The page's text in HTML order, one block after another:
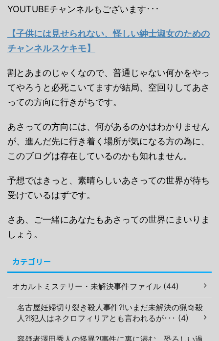
YOUTUBEチャンネルもございます･･･
【子供には見せられない、怪しい紳士淑女のための
チャンネルスケキモ】
割とあまのじゃくなので、普通じゃない何かをやっ
てやろうと必死こいてますが結局、空回りしてあさ
っての方向に行きがちです。
あさっての方向には、何があるのかはわかりません
が、進んだ先に行き着く場所が気になる方の為に、
このブログは存在しているのかも知れません。
予想ではきっと、素晴らしいあさっての世界が待ち
受けているはずです。
さあ、ご一緒にあなたもあさっての世界にまいりま
しょう。
カテゴリー
オカルトミステリー・未解決事件ファイル (44)
名古屋妊婦切り裂き殺人事件?!いまだ未解決の猟奇殺
人?!犯人はネクロフィリアとも言われるが･･･ (4)
容疑者澤田秀人の怪異?!事件に裏に潜む、恐ろしい過